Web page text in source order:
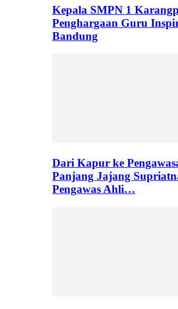
Kepala SMPN 1
Penghargaan Guru
Bandung
Dari Kapur ke
Panjang Jajang
Pengawas Ahli…